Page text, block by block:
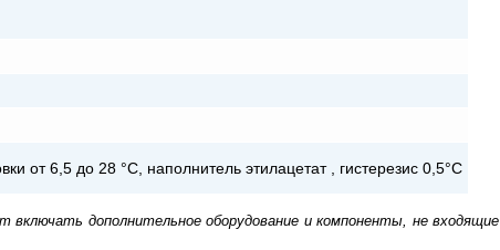
от 6,5 до 28 °С, наполнитель этилацетат , гистерезис 0,5°С
включать дополнительное оборудование и компоненты, не входящие